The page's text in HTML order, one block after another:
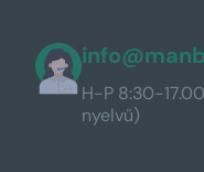
H-P 8:30-
nyelvű)